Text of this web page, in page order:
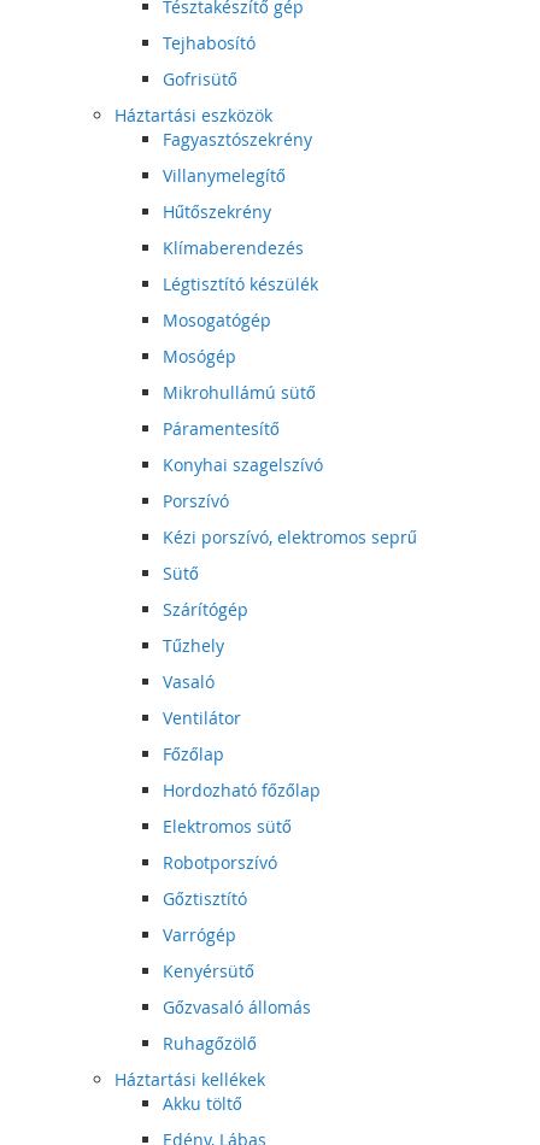
Tésztakészítő gép
Tejhabosító
Gofrisütő
Háztartási eszközök
Fagyasztószekrény
Villanymelegítő
Hűtőszekrény
Klímaberendezés
Légtisztító készülék
Mosogatógép
Mosógép
Mikrohullámú sütő
Páramentesítő
Konyhai szagelszívó
Porszívó
Kézi porszívó, elektromos seprű
Sütő
Szárítógép
Tűzhely
Vasaló
Ventilátor
Főzőlap
Hordozható főzőlap
Elektromos sütő
Robotporszívó
Gőztisztító
Varrógép
Kenyérsütő
Gőzvasaló állomás
Ruhagőzölő
Háztartási kellékek
Akku töltő
Edény, Lábas